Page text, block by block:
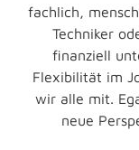
fachlich,
Techniker
finanziell
Flexibilität im
wir alle mit.
neue